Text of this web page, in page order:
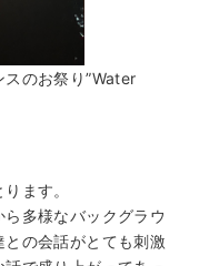
のお祭り”Water
ます。
多様なバックグラウ
の会話がとても刺激